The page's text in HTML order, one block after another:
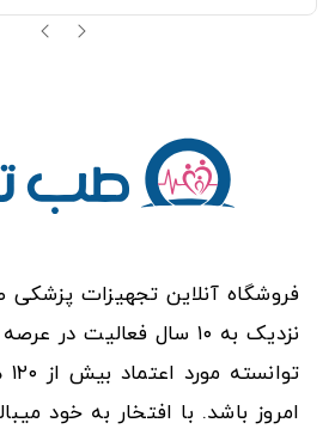
فروشگاه آنلاین تجهیزات پزشکی
نزدیک به ۱۰ سال فعالیت در
امروز باشد. با افتخار به خود